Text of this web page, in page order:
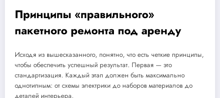
Принципы «правильного»
пакетного ремонта под аренду
Исходя из вышесказанного, понятно, что есть четкие принципы,
чтобы обеспечить успешный результат. Первая — это
стандартизация. Каждый этап должен быть максимально
однотипным: от схемы электрики до наборов материалов до
деталей интерьера.